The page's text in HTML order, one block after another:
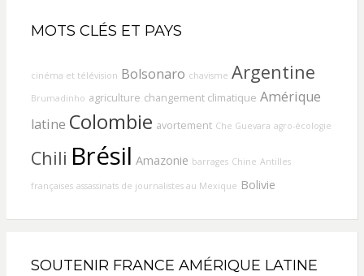
MOTS CLÉS ET PAYS
cinéma et télévision Bolsonaro chavisme Argentine
Brumadinho agriculture changement climatique Amérique
latine Colombie avortement Che Guevara agro-écologie
Chili Brésil Amazonie barrages Chine Antilles
françaises assassinats de journalistes au Mexique Bolivie
SOUTENIR FRANCE AMÉRIQUE LATINE